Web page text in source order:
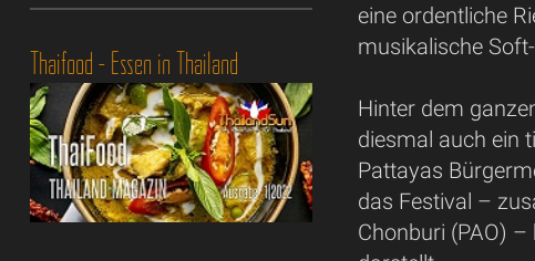
eine ordentliche
musikalische
Hinter dem
diesmal auch ein
Pattayas
das Festival –
Chonburi (PAO)
Thaifood - Essen in Thailand